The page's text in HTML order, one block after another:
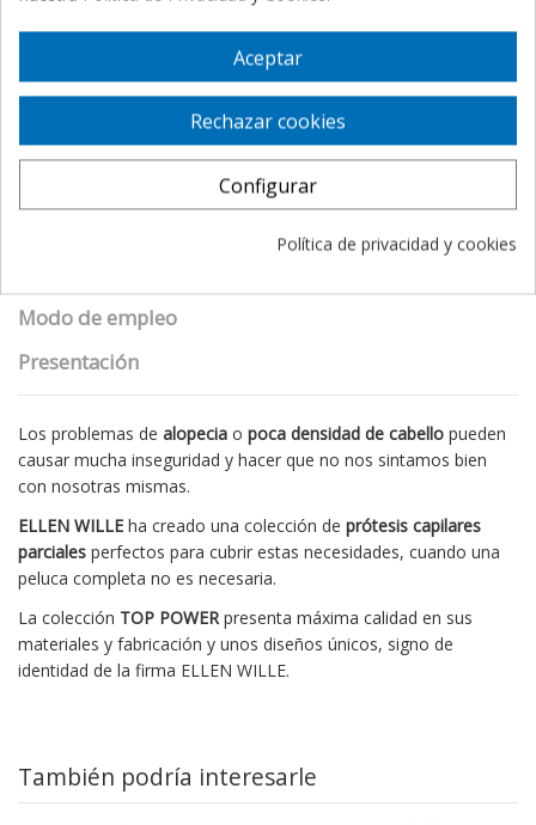
Descripción
Detalles del producto
Modo de empleo
Presentación
Los problemas de alopecia o poca densidad de cabello pueden
causar mucha inseguridad y hacer que no nos sintamos bien
con nosotras mismas.
ELLEN WILLE ha creado una colección de prótesis capilares
parciales perfectos para cubrir estas necesidades, cuando una
peluca completa no es necesaria.
La colección TOP POWERpresenta máxima calidad en sus
materiales y fabricación y unos diseños únicos, signo de
identidad de la firma ELLEN WILLE.
También podría interesarle
Aceptar
Rechazar cookies
Configurar
Política de privacidad y cookies